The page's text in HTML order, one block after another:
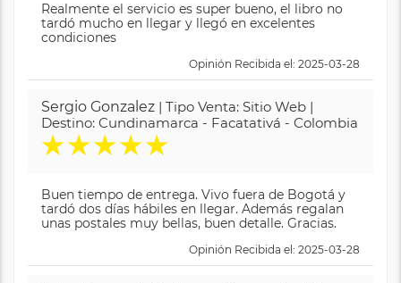
Realmente el servicio es super bueno, el libro no
tardó mucho en llegar y llegó en excelentes
condiciones
Opinión Recibida el: 2025-03-28
Sergio Gonzalez | Tipo Venta: Sitio Web |
Destino: Cundinamarca - Facatativá - Colombia
★★★★★
Buen tiempo de entrega. Vivo fuera de Bogotá y
tardó dos días hábiles en llegar. Además regalan
unas postales muy bellas, buen detalle. Gracias.
Opinión Recibida el: 2025-03-28